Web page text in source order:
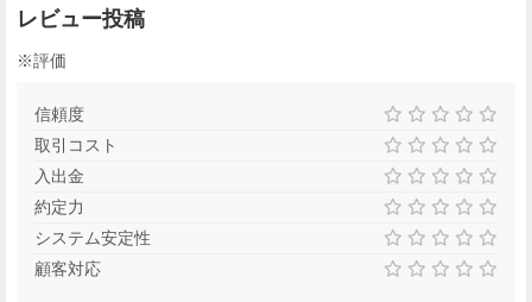
レビュー投稿
※評価
信頼度
取引コスト
入出金
約定力
システム安定性
顧客対応